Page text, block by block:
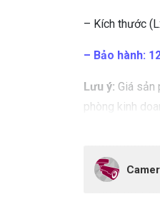
– Kích thước
– Bảo hành:
Lưu ý: Giá sản
phòng kinh